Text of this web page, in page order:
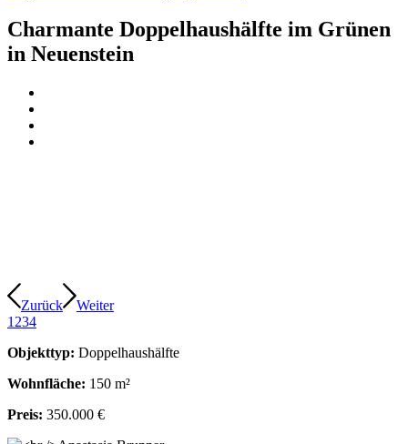
Charmante Doppelhaushälfte im Grünen
in Neuenstein
Zurück
Weiter
1 234
Objekttyp: Doppelhaushälfte
Wohnfläche: 150 m²
Preis: 350.000 €